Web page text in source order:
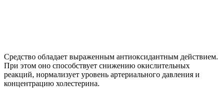
Средство обладает выраженным антиоксидантным действием.
При этом оно способствует снижению окислительных
реакций, нормализует уровень артериального давления и
концентрацию холестерина.